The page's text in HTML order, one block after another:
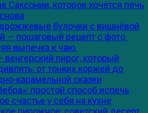
Саксонии, которое хочется печь
булочки с вишнёвой
— пошаговый рецепт с фото.
выпечка к чаю.
пирог, который
от тонких коржей до
карамельной сказки
простой способ испечь
счастье у себя на кухне